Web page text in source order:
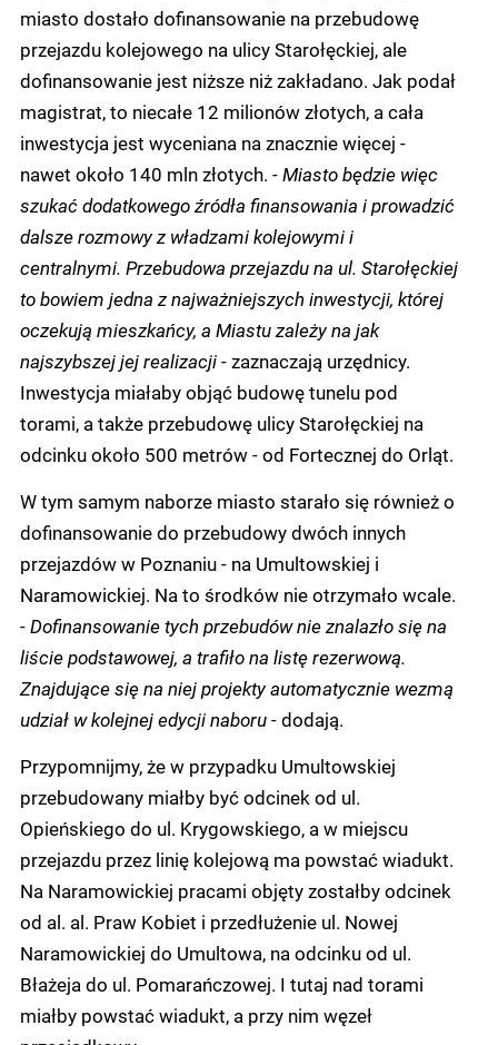
miasto dostało dofinansowanie na przebudowę
przejazdu kolejowego na ulicy Starołęckiej, ale
dofinansowanie jest niższe niż zakładano. Jak podał
magistrat, to niecałe 12 milionów złotych, a cała
inwestycja jest wyceniana na znacznie więcej -
nawet około 140 mln złotych. - Miasto będzie więc
szukać dodatkowego źródła finansowania i prowadzić
dalsze rozmowy z władzami kolejowymi i
centralnymi. Przebudowa przejazdu na ul. Starołęckiej
to bowiem jedna z najważniejszych inwestycji, której
oczekują mieszkańcy, a Miastu zależy na jak
najszybszej jej realizacji -zaznaczają urzędnicy.
Inwestycja miałaby objąć budowę tunelu pod
torami, a także przebudowę ulicy Starołęckiej na
odcinku około 500 metrów - od Fortecznej do Orląt.
W tym samym naborze miasto starało się również o
dofinansowanie do przebudowy dwóch innych
przejazdów w Poznaniu - na Umultowskiej i
Naramowickiej. Na to środków nie otrzymało wcale.
- Dofinansowanie tych przebudów nie znalazło się na
liście podstawowej, a trafiło na listę rezerwową.
Znajdujące się na niej projekty automatycznie wezmą
udział w kolejnej edycji naboru -dodają.
Przypomnijmy, że w przypadku Umultowskiej
przebudowany miałby być odcinek od ul.
Opieńskiego do ul. Krygowskiego, a w miejscu
przejazdu przez linię kolejową ma powstać wiadukt.
Na Naramowickiej pracami objęty zostałby odcinek
od al. al. Praw Kobiet i przedłużenie ul. Nowej
Naramowickiej do Umultowa, na odcinku od ul.
Błażeja do ul. Pomarańczowej. I tutaj nad torami
miałby powstać wiadukt, a przy nim węzeł